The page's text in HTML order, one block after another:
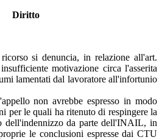
Diritto
si denuncia, in relazione all'art.
motivazione circa l'asserita
lamentati dal lavoratore all'infortunio
non avrebbe espresso in modo
per le quali ha ritenuto di respingere la
dell'indennizzo da parte dell'INAIL, in
le conclusioni espresse dai CTU